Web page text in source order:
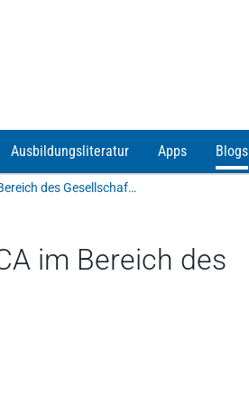
Ausbildungsliteratur Apps Blogs
Brexit: Implikationen des EU-UK TCA im Bereich des Gesellschaftsrechts
im Bereich des